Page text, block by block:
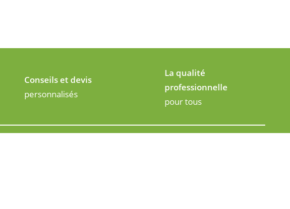
Conseils et devis
personnalisés
La qualité
professionnelle
pour tous